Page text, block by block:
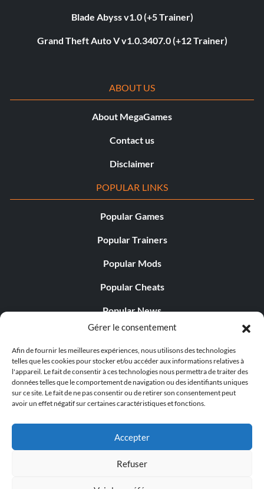
Gérer le consentement
Afin de fournir les meilleures expériences, nous utilisons des technologies
telles que les cookies pour stocker et/ou accéder aux informations relatives à
l'appareil. Le fait de consentir à ces technologies nous permettra de traiter des
données telles que le comportement de navigation ou des identifiants uniques
sur ce site. Le fait de ne pas consentir ou de retirer son consentement peut
avoir un effet négatif sur certaines caractéristiques et fonctions.
Accepter
Refuser
Blade Abyss v1.0 (+5 Trainer)
Grand Theft Auto V v1.0.3407.0 (+12 Trainer)
ABOUT US
About MegaGames
Contact us
Disclaimer
POPULAR LINKS
Popular Games
Popular Trainers
Popular Mods
Popular Cheats
Popular News
Popular Editorials
Popular Free Games
LATEST UPDATES